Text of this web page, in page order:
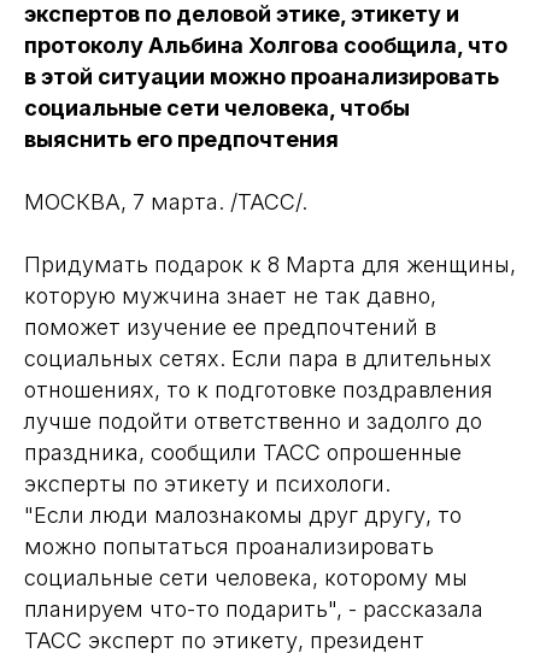
экспертов по деловой этике, этикету и
протоколу Альбина Холгова сообщила, что
в этой ситуации можно проанализировать
социальные сети человека, чтобы
выяснить его предпочтения
МОСКВА, 7 марта. /ТАСС/.
Придумать подарок к 8 Марта для женщины,
которую мужчина знает не так давно,
поможет изучение ее предпочтений в
социальных сетях. Если пара в длительных
отношениях, то к подготовке поздравления
лучше подойти ответственно и задолго до
праздника, сообщили ТАСС опрошенные
эксперты по этикету и психологи.
"Если люди малознакомы друг другу, то
можно попытаться проанализировать
социальные сети человека, которому мы
планируем что-то подарить", - рассказала
ТАСС эксперт по этикету, президент